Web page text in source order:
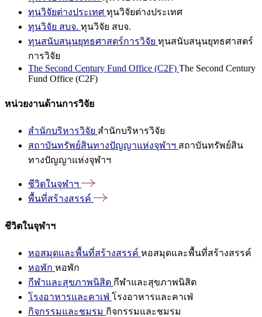
ทุนวิจัยต่างประเทศ ทุนวิจัยต่างประเทศ
ทุนวิจัย สบจ. ทุนวิจัย สบจ.
ทุนสนับสนุนยุทธศาสตร์การวิจัย ทุนสนับสนุนยุทธศาสตร์
การวิจัย
The Second Century Fund Office (C2F) The Second Century
Fund Office (C2F)
หน่วยงานด้านการวิจัย
สำนักบริหารวิจัย สำนักบริหารวิจัย
สถาบันทรัพย์สินทางปัญญาแห่งจุฬาฯ สถาบันทรัพย์สิน
ทางปัญญาแห่งจุฬาฯ
ชีวิตในจุฬาฯ
พื้นที่สร้างสรรค์
ชีวิตในจุฬาฯ
หอสมุดและพื้นที่สร้างสรรค์ หอสมุดและพื้นที่สร้างสรรค์
หอพัก หอพัก
กีฬาและสุขภาพนิสิต กีฬาและสุขภาพนิสิต
โรงอาหารและคาเฟ่ โรงอาหารและคาเฟ่
กิจกรรมและชมรม กิจกรรมและชมรม